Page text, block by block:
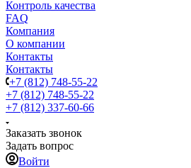
Контроль качества
FAQ
Компания
О компании
Контакты
Контакты
+7 (812) 748-55-22
+7 (812) 748-55-22
+7 (812) 337-60-66
Заказать звонок
Задать вопрос
Войти